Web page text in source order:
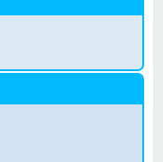
h